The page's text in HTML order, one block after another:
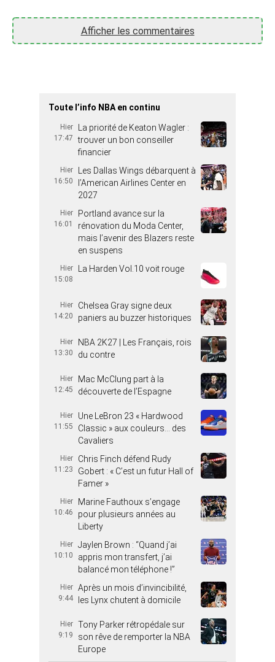
Afficher les commentaires
Toute l’info NBA en continu
Hier
17:47
La priorité de Keaton Wagler :
trouver un bon conseiller
financier
Hier
16:50
Les Dallas Wings débarquent à
l’American Airlines Center en
2027
Hier
16:01
Portland avance sur la
rénovation du Moda Center,
mais l’avenir des Blazers reste
en suspens
Hier
15:08
La Harden Vol.10 voit rouge
Hier
14:20
Chelsea Gray signe deux
paniers au buzzer historiques
Hier
13:30
NBA 2K27 | Les Français, rois
du contre
Hier
12:45
Mac McClung part à la
découverte de l’Espagne
Hier
11:55
Une LeBron 23 « Hardwood
Classic » aux couleurs… des
Cavaliers
Hier
11:23
Chris Finch défend Rudy
Gobert : « C’est un futur Hall of
Famer »
Hier
10:46
Marine Fauthoux s’engage
pour plusieurs années au
Liberty
Hier
10:10
Jaylen Brown : “Quand j’ai
appris mon transfert, j’ai
balancé mon téléphone !”
Hier
9:44
Après un mois d’invincibilité,
les Lynx chutent à domicile
Hier
9:19
Tony Parker rétropédale sur
son rêve de remporter la NBA
Europe